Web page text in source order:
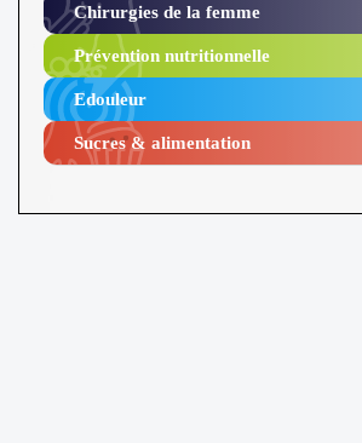
Chirurgies de la femme
Prévention nutritionnelle
Edouleur​
Sucres & alimentation​